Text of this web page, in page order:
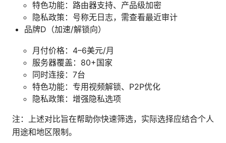
特色功能：路由器支持、产品级加密
隐私政策：号称无日志，需查看最近审计
品牌D（加速/解锁向）
月付价格：4–6美元/月
服务器覆盖：80+国家
同时连接：7台
特色功能：专用视频解锁、P2P优化
隐私政策：增强隐私选项
注：上述对比旨在帮助你快速筛选，实际选择应结合个人
用途和地区限制。